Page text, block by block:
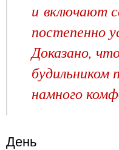
и включают
постепенно
Доказано,
будильником
намного
День